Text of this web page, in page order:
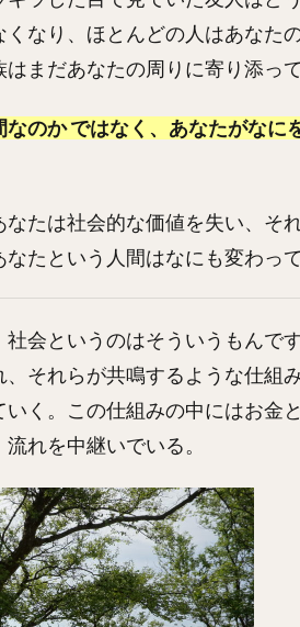
なり、ほとんどの人はあなた
まだあなたの周りに寄り添っ
のか ではなく、あなたがなに
たは社会的な価値を失い、そ
たという人間はなにも変わって
会というのはそういうもんで
それらが共鳴するような仕組
く。この仕組みの中にはお金
れを中継いでいる。